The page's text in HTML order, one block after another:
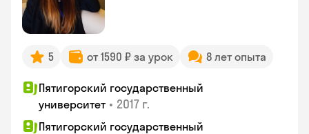
5 от 1590 ₽ за урок 8 лет опыта
Пятигорский государственный
университет • 2017 г.
Пятигорский государственный